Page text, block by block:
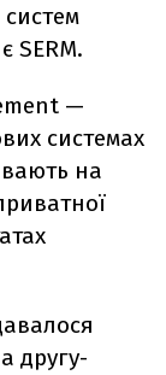
SERM.
—
системах
на
другу-